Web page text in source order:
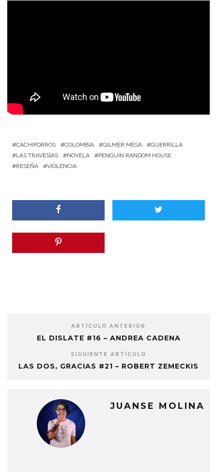
CACHIPORROS COLOMBIA GILMER MESA
GUERRILLA
LAS TRAVESÍAS
NOVELA
PENGUIN RANDOM HOUSE
RESEÑA
VIOLENCIA
ARTÍCULO ANTERIOR
EL DISLATE #16 – ANDREA CADENA
SIGUIENTE ARTÍCULO
LAS DOS, GRACIAS #21 – ROBERT ZEMECKIS
JUANSE MOLINA